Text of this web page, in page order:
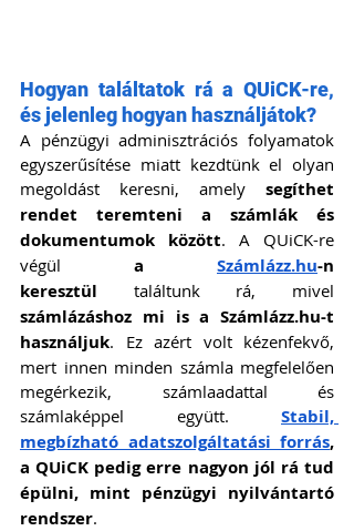
Hogyan találtatok rá a QUiCK-re,
és jelenleg hogyan használjátok?
A pénzügyi adminisztrációs folyamatok
egyszerűsítése miatt kezdtünk el olyan
megoldást keresni, amely segíthet
rendet teremteni a számlák és
dokumentumok között. A QUiCK-re
végül a Számlázz.hu-n
keresztül
számlázáshoz mi is a Számlázz.hu-t
használjuk. Ez azért volt kézenfekvő,
mert innen minden számla megfelelően
megérkezik, számlaadattal és
számlaképpel együtt. Stabil,
megbízható adatszolgáltatási forrás,
a QUiCK pedig erre nagyon jól rá tud
épülni, mint pénzügyi nyilvántartó
rendszer.